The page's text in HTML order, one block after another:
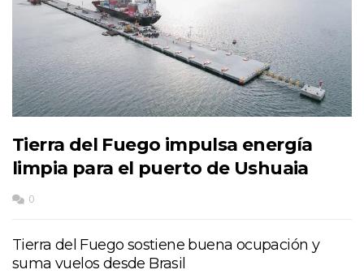
Tierra del Fuego impulsa energía
limpia para el puerto de Ushuaia
0
Tierra del Fuego sostiene buena ocupación y
suma vuelos desde Brasil